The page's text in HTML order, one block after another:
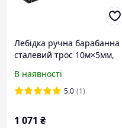
Лебідка ручна барабанна
сталевий трос 10м×5мм,
В наявності
5.0 (1)
1 071 ₴